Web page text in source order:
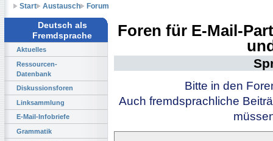
Start
Austausch Forum
Deutsch als
Fremdsprache
Aktuelles
Ressourcen-
Datenbank
Diskussionsforen
Linksammlung
E-Mail-Infobriefe
Grammatik
Foren für E-Mail-
Bitte in den
Auch fremdsprachliche